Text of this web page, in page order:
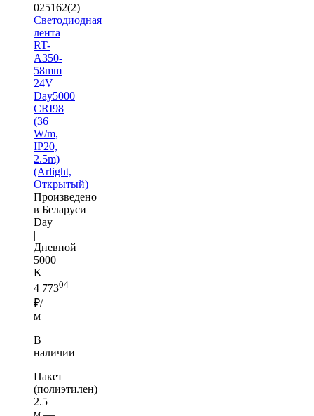
025162(2)
Светодиодная
лента
RT-
A350-
58mm
24V
Day5000
CRI98
(36
W/m,
IP20,
2.5m)
(Arlight,
Открытый)
Произведено
в Беларуси
Day
|
Дневной
5000
K
4 77304
₽/
м
В
наличии
Пакет
(полиэтилен)
2.5